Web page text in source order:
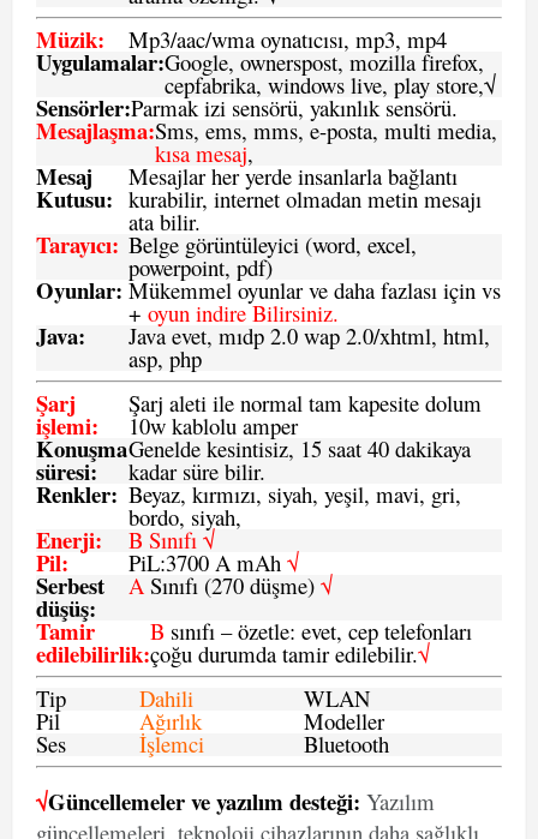
Müzik: Mp3/aac/wma oynatıcısı, mp3, mp4
Uygulamalar:Google, ownerspost, mozilla firefox,
cepfabrika, windows live, play store,√
Sensörler:Parmak izi sensörü, yakınlık sensörü.
Mesajlaşma:Sms, ems, mms, e-posta, multi media,
kısa mesaj,
Mesaj
Kutusu:
Mesajlar her yerde insanlarla bağlantı
kurabilir, internet olmadan metin mesajı
ata bilir.
Tarayıcı: Belge görüntüleyici (word, excel,
powerpoint, pdf)
Oyunlar: Mükemmel oyunlar ve daha fazlası için vs
+ oyun indire Bilirsiniz.
Java: Java evet, mıdp 2.0 wap 2.0/xhtml, html,
asp, php
Şarj
işlemi:
Şarj aleti ile normal tam kapesite dolum
10w kablolu amper
Konuşma
süresi:
Genelde kesintisiz, 15 saat 40 dakikaya
kadar süre bilir.
Renkler: Beyaz, kırmızı, siyah, yeşil, mavi, gri,
bordo, siyah,
Enerji: B Sınıfı √
Pil: PiL:3700 A mAh √
Serbest
düşüş:
ASınıfı (270 düşme) √
Tamir
edilebilirlik:
B sınıfı – özetle: evet, cep telefonları
çoğu durumda tamir edilebilir.√
Tip
Dahili WLAN
Pil Ağırlık Modeller
Ses İşlemci Bluetooth
√Güncellemeler ve yazılım desteği: Yazılım
güncellemeleri, teknoloji cihazlarının daha sağlıklı